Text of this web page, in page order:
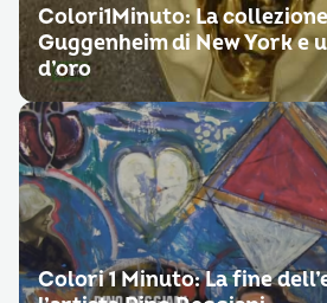
Colori1Minuto: La
Guggenheim di New York e
d’oro
Colori 1 Minuto: La fine